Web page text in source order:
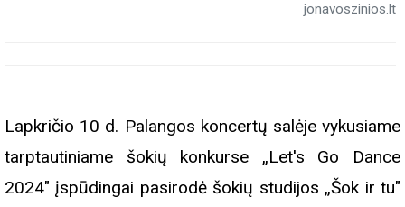
jonavoszinios.lt
Lapkričio 10 d. Palangos koncertų salėje vykusiame
tarptautiniame šokių konkurse „Let's Go Dance
2024" įspūdingai pasirodė šokių studijos „Šok ir tu"